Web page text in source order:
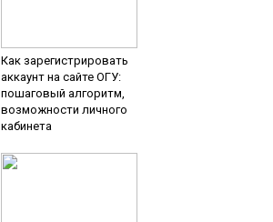
Как зарегистрировать
аккаунт на сайте ОГУ:
пошаговый алгоритм,
возможности личного
кабинета